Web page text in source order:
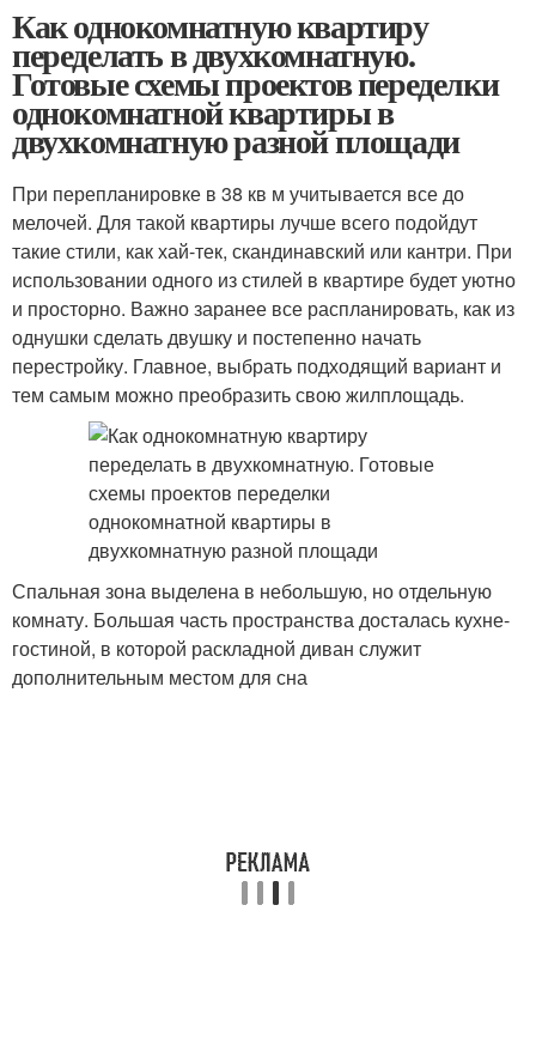
Как однокомнатную квартиру
переделать в двухкомнатную.
Готовые схемы проектов переделки
однокомнатной квартиры в
двухкомнатную разной площади
При перепланировке в 38 кв м учитывается все до
мелочей. Для такой квартиры лучше всего подойдут
такие стили, как хай-тек, скандинавский или кантри. При
использовании одного из стилей в квартире будет уютно
и просторно. Важно заранее все распланировать, как из
однушки сделать двушку и постепенно начать
перестройку. Главное, выбрать подходящий вариант и
тем самым можно преобразить свою жилплощадь.
Спальная зона выделена в небольшую, но отдельную
комнату. Большая часть пространства досталась кухне-
гостиной, в которой раскладной диван служит
дополнительным местом для сна